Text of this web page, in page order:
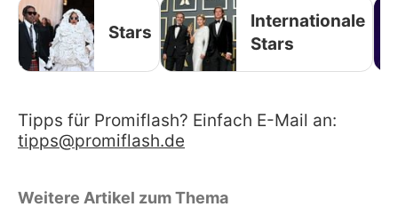
Stars
Internationale
Stars
Tipps für Promiflash? Einfach E-Mail an:
tipps@promiflash.de
Weitere Artikel zum Thema